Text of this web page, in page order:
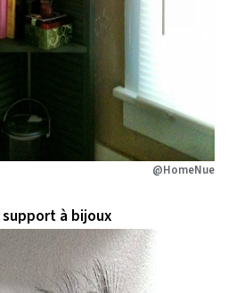
@HomeNue
à bijoux